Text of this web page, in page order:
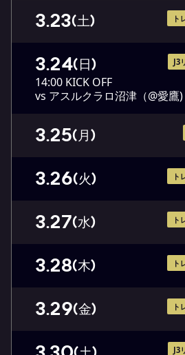
3.23(土) ト
3.24(日) J3
14:00 KICK OFF
vs アスルクラロ沼津（@愛鷹)
3.25(月)
3.26(火) ト
3.27(水) ト
3.28(木) ト
3.29(金) ト
J3